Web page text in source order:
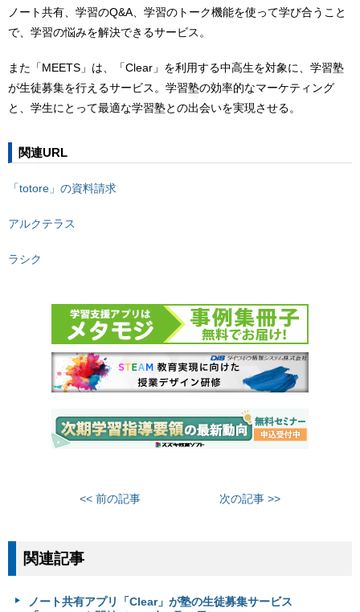
ノート共有、学習のQ&A、学習のトーク機能を使って学び合うこと
で、学習の悩みを解決できるサービス。
また「MEETS」は、「Clear」を利用する中高生を対象に、学習塾
が生徒募集を行えるサービス。学習塾の効率的なマーケティング
と、学生にとって最適な学習塾との出会いを実現させる。
関連URL
「totore」の資料請求
アルクテラス
ラシク
<< 前の記事 次の記事 >>
関連記事
ノート共有アプリ「Clear」が塾の生徒募集サービス